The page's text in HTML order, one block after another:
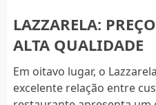
LAZZARELA:
ALTA QUALIDADE
Em oitavo lugar, o
excelente relação entre